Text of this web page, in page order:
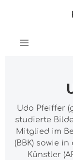
Udo Pfeiffer
studierte
Mitglied im
(BBK) sowie
Künstler